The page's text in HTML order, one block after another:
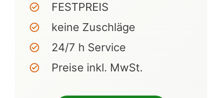
FESTPREIS
keine Zuschläge
24/7 h Service
Preise inkl. MwSt.